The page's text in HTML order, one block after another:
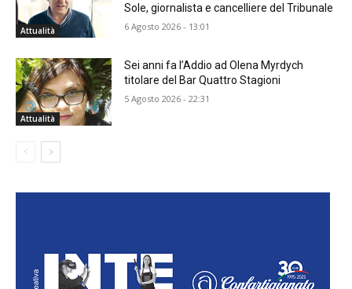
Attualità
Sole, giornalista e cancelliere del Tribunale
6 Agosto 2026 - 13:01
Attualità
Sei anni fa l’Addio ad Olena Myrdych
titolare del Bar Quattro Stagioni
5 Agosto 2026 - 22:31